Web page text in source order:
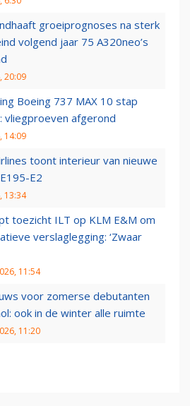
groeiprognoses na sterk
volgend jaar 75 A320neo’s
20:09
Boeing 737 MAX 10 stap
vliegproeven afgerond
14:09
toont interieur van nieuwe
E2
13:34
toezicht ILT op KLM E&M om
verslaglegging: ‘Zwaar
11:54
voor zomerse debutanten
ook in de winter alle ruimte
11:20